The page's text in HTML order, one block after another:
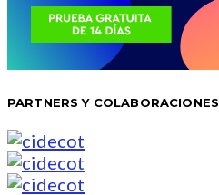
PARTNERS Y